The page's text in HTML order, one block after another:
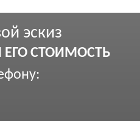
эскиз
СТОИМОСТЬ